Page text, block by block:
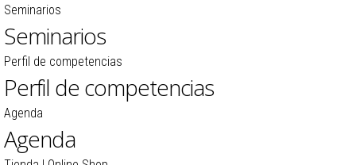
Seminarios
Seminarios
Perfil de competencias
Perfil de competencias
Agenda
Agenda